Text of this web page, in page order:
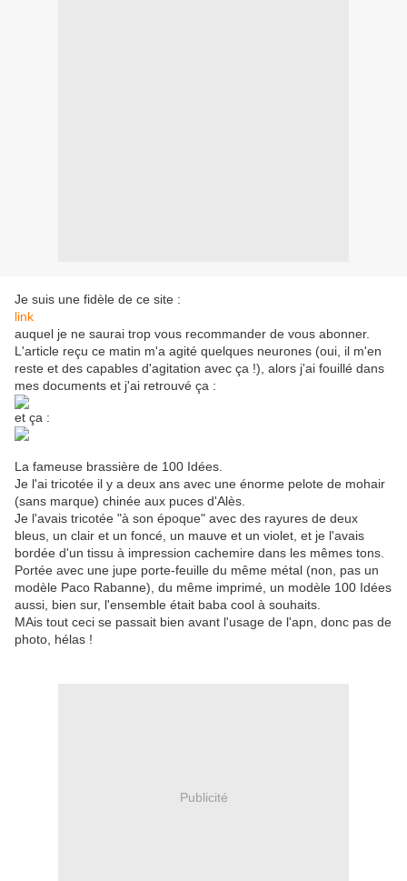
Je suis une fidèle de ce site :
link
auquel je ne saurai trop vous recommander de vous abonner.
L'article reçu ce matin m'a agité quelques neurones (oui, il m'en
reste et des capables d'agitation avec ça !), alors j'ai fouillé dans
mes documents et j'ai retrouvé ça :
et ça :
La fameuse brassière de 100 Idées.
Je l'ai tricotée il y a deux ans avec une énorme pelote de mohair
(sans marque) chinée aux puces d'Alès.
Je l'avais tricotée "à son époque" avec des rayures de deux
bleus, un clair et un foncé, un mauve et un violet, et je l'avais
bordée d'un tissu à impression cachemire dans les mêmes tons.
Portée avec une jupe porte-feuille du même métal (non, pas un
modèle Paco Rabanne), du même imprimé, un modèle 100 Idées
aussi, bien sur, l'ensemble était baba cool à souhaits.
MAis tout ceci se passait bien avant l'usage de l'apn, donc pas de
photo, hélas !
Publicité